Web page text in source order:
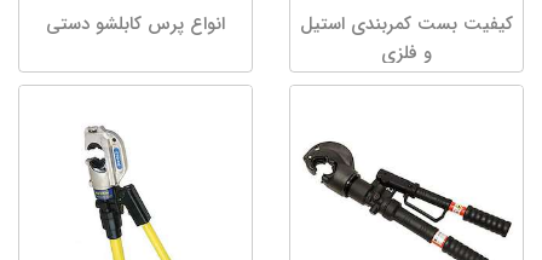
کیفیت بست کمربندی استیل
و فلزی
انواع پرس کابلشو دستی